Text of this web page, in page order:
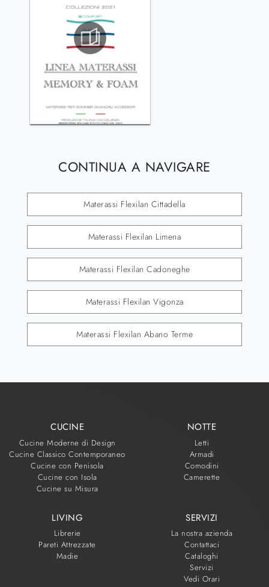
CONTINUA A NAVIGARE
Materassi Flexilan Cittadella
Materassi Flexilan Limena
Materassi Flexilan Cadoneghe
Materassi Flexilan Vigonza
Materassi Flexilan Abano Terme
CUCINE
Cucine Moderne di Design
Cucine Classico Contemporaneo
Cucine con Penisola
Cucine con Isola
Cucine su Misura
NOTTE
Letti
Armadi
Comodini
Camerette
LIVING
Librerie
Pareti Attrezzate
Madie
SERVIZI
La nostra azienda
Contattaci
Cataloghi
Servizi
Vedi Orari